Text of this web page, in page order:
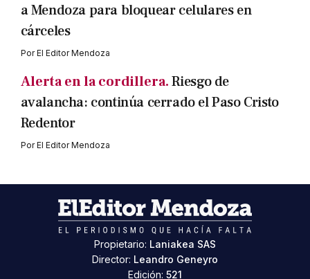
a Mendoza para bloquear celulares en
cárceles
PorEl Editor Mendoza
Alerta en la cordillera.Riesgo de
avalancha: continúa cerrado el Paso Cristo
Redentor
PorEl Editor Mendoza
Propietario: Laniakea SAS
Director: Leandro Geneyro
Edición: 521